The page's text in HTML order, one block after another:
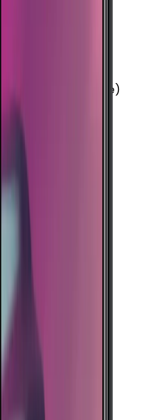
Android 9.0 (Pie)